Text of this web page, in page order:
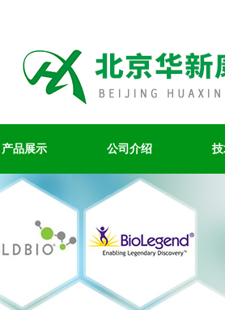
产品展示 公司介绍